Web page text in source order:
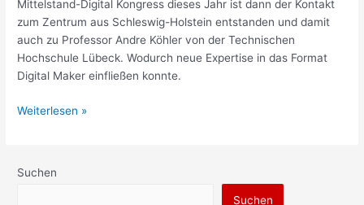
Mittelstand-Digital Kongress dieses Jahr ist dann der Kontakt
zum Zentrum aus Schleswig-Holstein entstanden und damit
auch zu Professor Andre Köhler von der Technischen
Hochschule Lübeck. Wodurch neue Expertise in das Format
Digital Maker einfließen konnte.
Weiterlesen »
Suchen
Suchen